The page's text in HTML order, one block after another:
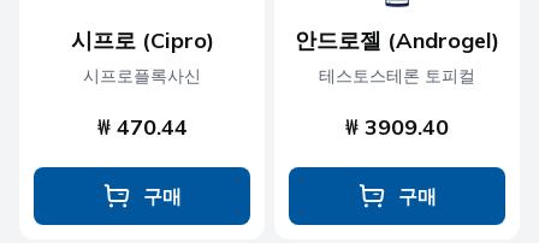
시프로 (Cipro)
시프로플록사신
₩ 470.44
구매
안드로젤 (Androgel)
테스토스테론 토피컬
₩ 3909.40
구매